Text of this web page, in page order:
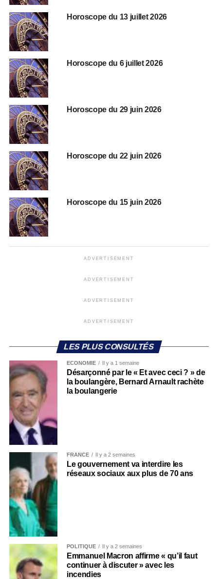
Horoscope du 13 juillet 2026
Horoscope du 6 juillet 2026
Horoscope du 29 juin 2026
Horoscope du 22 juin 2026
Horoscope du 15 juin 2026
ADVERTISEMENT
ADVERTISEMENT
ADVERTISEMENT
ADVERTISEMENT
LES PLUS CONSULTÉS
ECONOMIE Il y a 1 semaine
Désarçonné par le « Et avec ceci ? » de
la boulangère, Bernard Arnault rachète
la boulangerie
FRANCE Il y a 2 semaines
Le gouvernement va interdire les
réseaux sociaux aux plus de 70 ans
POLITIQUE Il y a 2 semaines
Emmanuel Macron affirme « qu’il faut
continuer à discuter » avec les
incendies